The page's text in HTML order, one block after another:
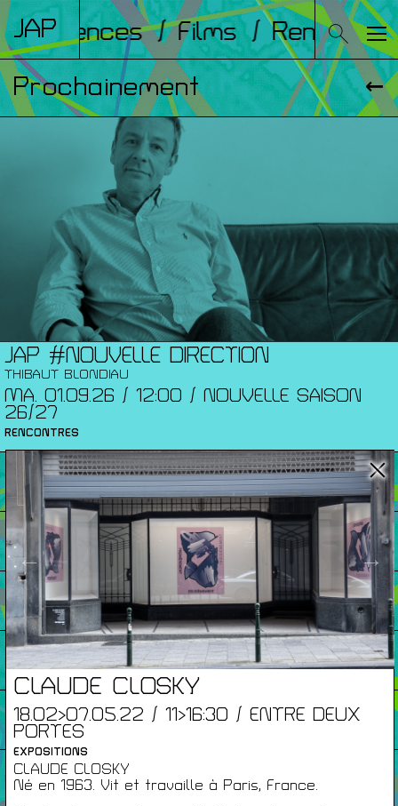
← →
CLAUDE CLOSKY
18.02>07.05.22 / 11>16:30 / ENTRE DEUX
PORTES
EXPOSITIONS
CLAUDE CLOSKY
Né en 1963. Vit et travaille à Paris, France.
JAP / Films /
Prochainement
JAP #NOUVELLE DIRECTION
THIBAUT BLONDIAU
MA. 01.09.26 / 12:00 / NOUVELLE SAISON
26/27
RENCONTRES
Agenda
Expositions
Éditions
Artists Print
Podcasts
À Propos